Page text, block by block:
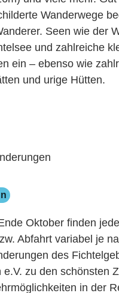
Wanderwege
Seen wie der
und zahlreiche
ein – ebenso wie
und urige Hütten.
Oktober finden
Abfahrt variabel je
des
e.V. zu den schönsten
in der